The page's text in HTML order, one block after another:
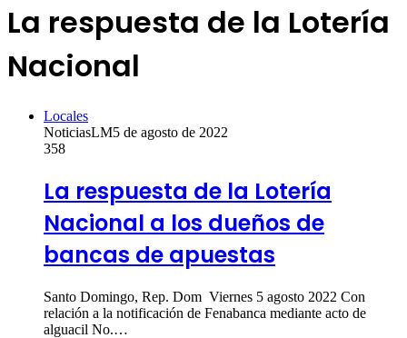
La respuesta de la Lotería
Nacional
Locales
NoticiasLM5 de agosto de 2022
358
La respuesta de la Lotería
Nacional a los dueños de
bancas de apuestas
Santo Domingo, Rep. Dom Viernes 5 agosto 2022 Con
relación a la notificación de Fenabanca mediante acto de
alguacil No.…